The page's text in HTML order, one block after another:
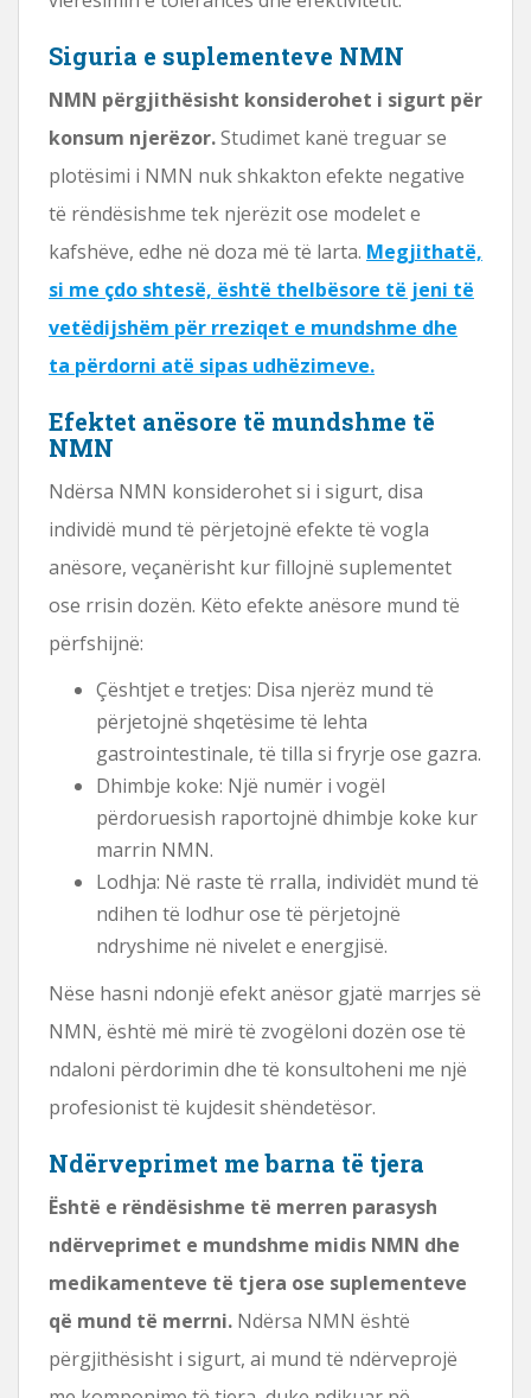
Siguria e suplementeve NMN
NMN përgjithësisht konsiderohet i sigurt për
konsum njerëzor.Studimet kanë treguar se
plotësimi i NMN nuk shkakton efekte negative
të rëndësishme tek njerëzit ose modelet e
kafshëve, edhe në doza më të larta. Megjithatë,
si me çdo shtesë, është thelbësore të jeni të
vetëdijshëm për rreziqet e mundshme dhe
ta përdorni atë sipas udhëzimeve.
Efektet anësore të mundshme të
NMN
Ndërsa NMN konsiderohet si i sigurt, disa
individë mund të përjetojnë efekte të vogla
anësore, veçanërisht kur fillojnë suplementet
ose rrisin dozën. Këto efekte anësore mund të
përfshijnë:
Çështjet e tretjes: Disa njerëz mund të
përjetojnë shqetësime të lehta
gastrointestinale, të tilla si fryrje ose gazra.
Dhimbje koke: Një numër i vogël
përdoruesish raportojnë dhimbje koke kur
marrin NMN.
Lodhja: Në raste të rralla, individët mund të
ndihen të lodhur ose të përjetojnë
ndryshime në nivelet e energjisë.
Nëse hasni ndonjë efekt anësor gjatë marrjes së
NMN, është më mirë të zvogëloni dozën ose të
ndaloni përdorimin dhe të konsultoheni me një
profesionist të kujdesit shëndetësor.
Ndërveprimet me barna të tjera
Është e rëndësishme të merren parasysh
ndërveprimet e mundshme midis NMN dhe
medikamenteve të tjera ose suplementeve
që mund të merrni. Ndërsa NMN është
përgjithësisht i sigurt, ai mund të ndërveprojë